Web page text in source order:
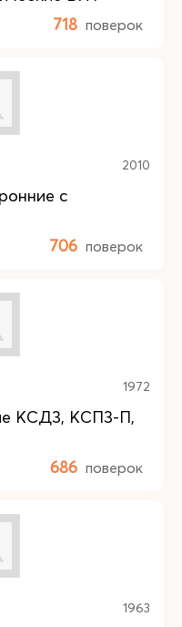
718 поверок
2010
с
706 поверок
1972
КСД3, КСП3-П,
686 поверок
1963